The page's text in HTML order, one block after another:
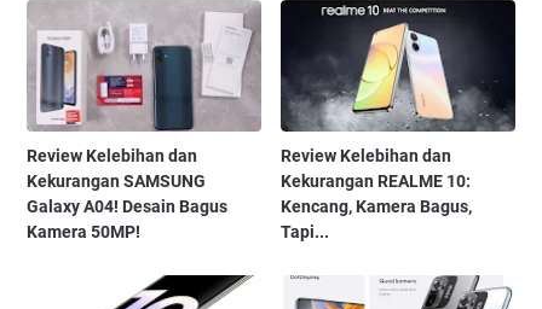
Review Kelebihan dan
Kekurangan SAMSUNG
Galaxy A04! Desain Bagus
Kamera 50MP!
Review Kelebihan dan
Kekurangan REALME 10:
Kencang, Kamera Bagus,
Tapi...